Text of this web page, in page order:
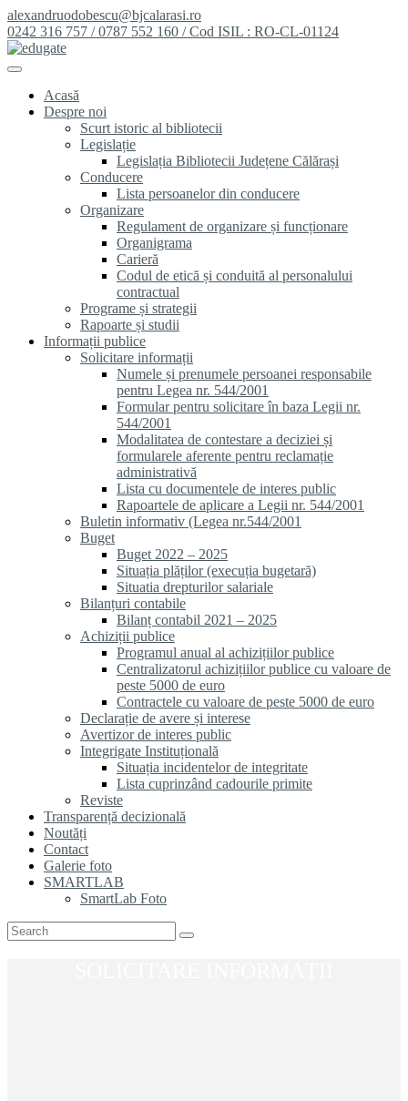
alexandruodobescu@bjcalarasi.ro
0242 316 757 / 0787 552 160 / Cod ISIL : RO-CL-01124
Acasă
Despre noi
Scurt istoric al bibliotecii
Legislație
Legislația Bibliotecii Județene Călărași
Conducere
Lista persoanelor din conducere
Organizare
Regulament de organizare și funcționare
Organigrama
Carieră
Codul de etică și conduită al personalului
contractual
Programe și strategii
Rapoarte și studii
Informații publice
Solicitare informații
Numele și prenumele persoanei responsabile
pentru Legea nr. 544/2001
Formular pentru solicitare în baza Legii nr.
544/2001
Modalitatea de contestare a deciziei și
formularele aferente pentru reclamație
administrativă
Lista cu documentele de interes public
Rapoartele de aplicare a Legii nr. 544/2001
Buletin informativ (Legea nr.544/2001
Buget
Buget 2022 – 2025
Situația plăților (execuția bugetară)
Situatia drepturilor salariale
Bilanțuri contabile
Bilanț contabil 2021 – 2025
Achiziții publice
Programul anual al achizițiilor publice
Centralizatorul achizițiilor publice cu valoare de
peste 5000 de euro
Contractele cu valoare de peste 5000 de euro
Declarație de avere și interese
Avertizor de interes public
Integrigate Instituțională
Situația incidentelor de integritate
Lista cuprinzând cadourile primite
Reviste
Transparență decizională
Noutăți
Contact
Galerie foto
SMARTLAB
SmartLab Foto